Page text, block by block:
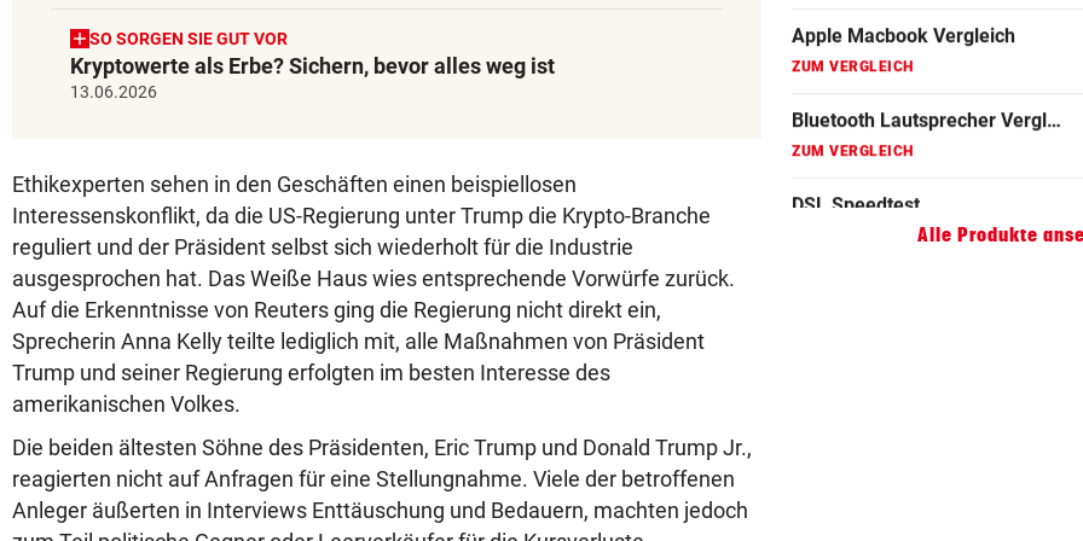
SO SORGEN SIE GUT VOR
Kryptowerte als Erbe? Sichern, bevor alles weg ist
13.06.2026
Ethikexperten sehen in den Geschäften einen beispiellosen
Interessenskonflikt, da die US-Regierung unter Trump die Krypto-Branche
reguliert und der Präsident selbst sich wiederholt für die Industrie
ausgesprochen hat. Das Weiße Haus wies entsprechende Vorwürfe zurück.
Auf die Erkenntnisse von Reuters ging die Regierung nicht direkt ein,
Sprecherin Anna Kelly teilte lediglich mit, alle Maßnahmen von Präsident
Trump und seiner Regierung erfolgten im besten Interesse des
amerikanischen Volkes.
Die beiden ältesten Söhne des Präsidenten, Eric Trump und Donald Trump Jr.,
reagierten nicht auf Anfragen für eine Stellungnahme. Viele der betroffenen
Anleger äußerten in Interviews Enttäuschung und Bedauern, machten jedoch
Gaming Laptop Vergleich
Grafikkarten Vergleich
Alle Produkte